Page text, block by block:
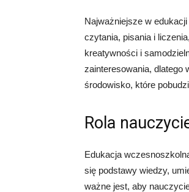
Najważniejsze w
czytania, pisania i
kreatywności i
zainteresowania, dlatego
środowisko, które
Rola
Edukacja
się podstawy wiedzy,
ważne jest, aby